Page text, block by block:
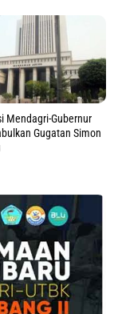
Mendagri-Gubernur
Gugatan Simon